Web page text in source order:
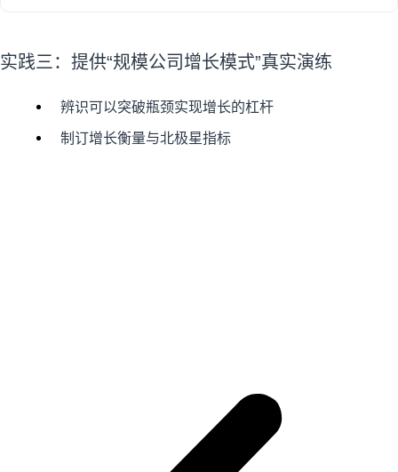
实践三：提供“规模公司增长模式”真实演练
辨识可以突破瓶颈实现增长的杠杆
制订增长衡量与北极星指标